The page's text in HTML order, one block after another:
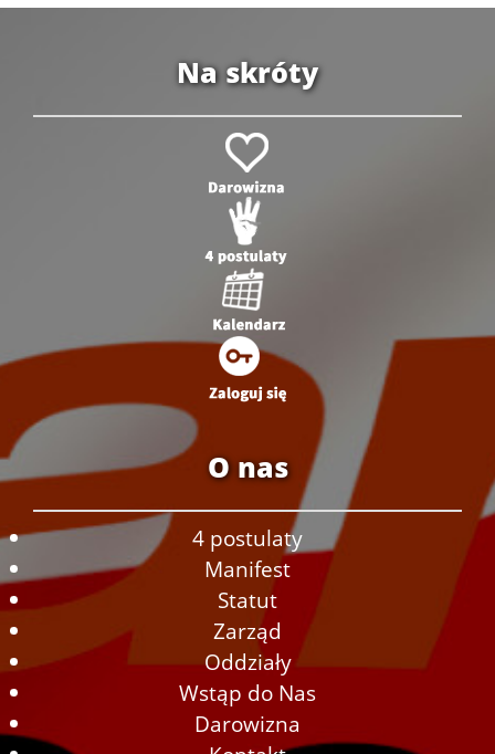
Na skróty
O nas
4 postulaty
Manifest
Statut
Zarząd
Oddziały
Wstąp do Nas
Darowizna